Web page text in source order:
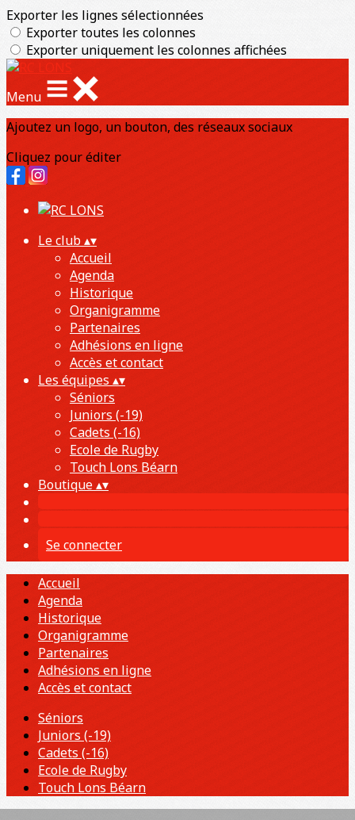
Exporter les lignes sélectionnées
Exporter toutes les colonnes
Exporter uniquement les colonnes affichées
Menu
Ajoutez un logo, un bouton, des réseaux sociaux
Cliquez pour éditer
Le club▴▾
Accueil
Agenda
Historique
Organigramme
Partenaires
Adhésions en ligne
Accès et contact
Les équipes ▴▾
Séniors
Juniors (-19)
Cadets (-16)
Ecole de Rugby
Touch Lons Béarn
Boutique▴▾
Se connecter
Accueil
Agenda
Historique
Organigramme
Partenaires
Adhésions en ligne
Accès et contact
Séniors
Juniors (-19)
Cadets (-16)
Ecole de Rugby
Touch Lons Béarn